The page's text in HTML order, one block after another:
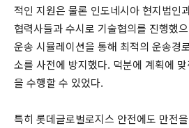
적인 지원은 물론 인도네시아 현지법인
협력사들과 수시로 기술협의를 진행했
운송 시뮬레이션을 통해 최적의 운송경
소를 사전에 방지했다. 덕분에 계획에
을 수행할 수 있었다.
특히 롯데글로벌로지스 안전에도 만전